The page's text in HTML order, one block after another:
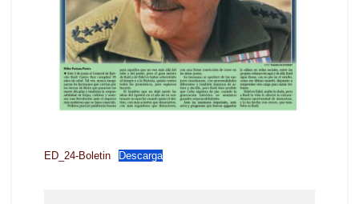
ED_24-Boletin Descarga